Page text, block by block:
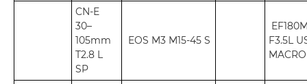
CN-E
30–
105mm
T2.8 L
SP
EOS M3 M15-45 S
F3.5L
MACRO